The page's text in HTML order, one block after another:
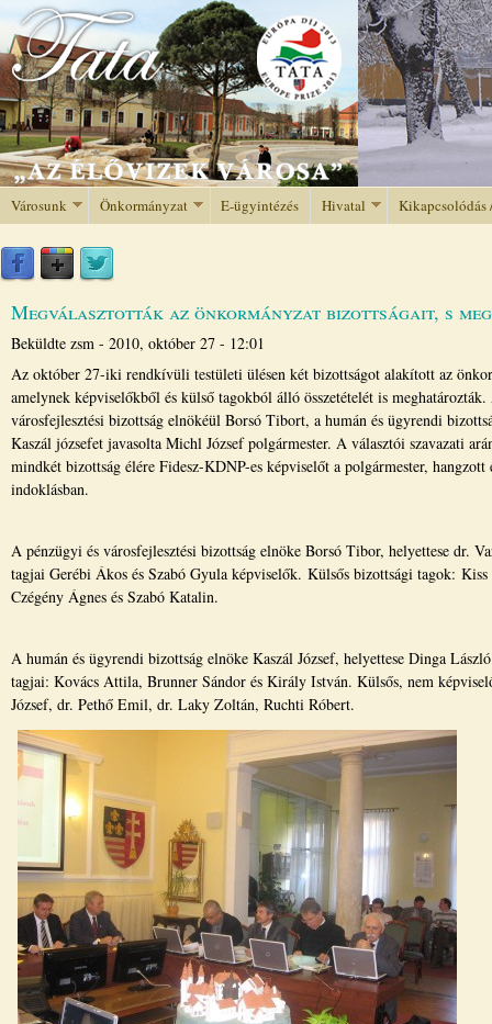
Jump to navigation
Városunk Önkormányzat E-ügyintézés Hivatal Kikapcsolódás
Megválasztották az önkormányzat bizottságait, s
Beküldte zsm - 2010, október 27 - 12:01
Az október 27-iki rendkívüli testületi ülésen két bizottságot alakított az
amelynek képviselőkből és külső tagokból álló összetételét is
városfejlesztési bizottság elnökéül Borsó Tibort, a humán és ügyrendi
Kaszál józsefet javasolta Michl József polgármester. A választói szavazati
mindkét bizottság élére Fidesz-KDNP-es képviselőt a polgármester, hangzott
indoklásban.
A pénzügyi és városfejlesztési bizottság elnöke Borsó Tibor, helyettese dr.
tagjai Gerébi Ákos és Szabó Gyula képviselők. Külsős bizottsági tagok: Kiss
Czégény Ágnes és Szabó Katalin.
A humán és ügyrendi bizottság elnöke Kaszál József, helyettese Dinga
tagjai: Kovács Attila, Brunner Sándor és Király István. Külsős, nem
József, dr. Pethő Emil, dr. Laky Zoltán, Ruchti Róbert.